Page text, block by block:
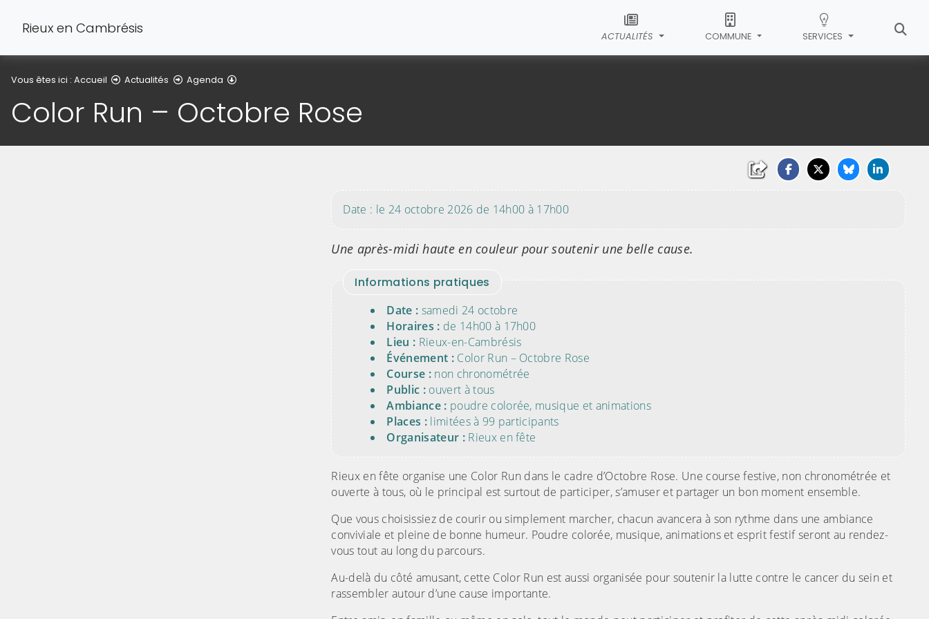
Rieux en Cambrésis ACTUALITÉS COMMUNE SERVICES
Vous êtes ici : Accueil Actualités Agenda
Color Run – Octobre Rose
Date : le 24 octobre 2026 de 14h00 à 17h00
Une après-midi haute en couleur pour soutenir une belle cause.
Informations pratiques
Date : samedi 24 octobre
Horaires : de 14h00 à 17h00
Lieu : Rieux-en-Cambrésis
Événement : Color Run – Octobre Rose
Course : non chronométrée
Public : ouvert à tous
Ambiance : poudre colorée, musique et animations
Places : limitées à 99 participants
Organisateur :Rieux en fête
Rieux en fête organise une Color Run dans le cadre d’Octobre Rose. Une course festive, non chronométrée et
ouverte à tous, où le principal est surtout de participer, s’amuser et partager un bon moment ensemble.
Que vous choisissiez de courir ou simplement marcher, chacun avancera à son rythme dans une ambiance
conviviale et pleine de bonne humeur. Poudre colorée, musique, animations et esprit festif seront au rendez-
vous tout au long du parcours.
Au-delà du côté amusant, cette Color Run est aussi organisée pour soutenir la lutte contre le cancer du sein et
rassembler autour d’une cause importante.